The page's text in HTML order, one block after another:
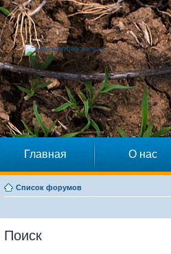
Главная О нас
Список форумов
Поиск